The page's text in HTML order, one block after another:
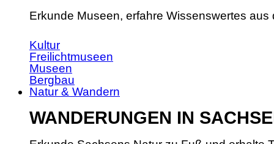
Erkunde Museen, erfahre Wissenswertes
Kultur
Freilichtmuseen
Museen
Bergbau
Natur & Wandern
WANDERUNGEN IN